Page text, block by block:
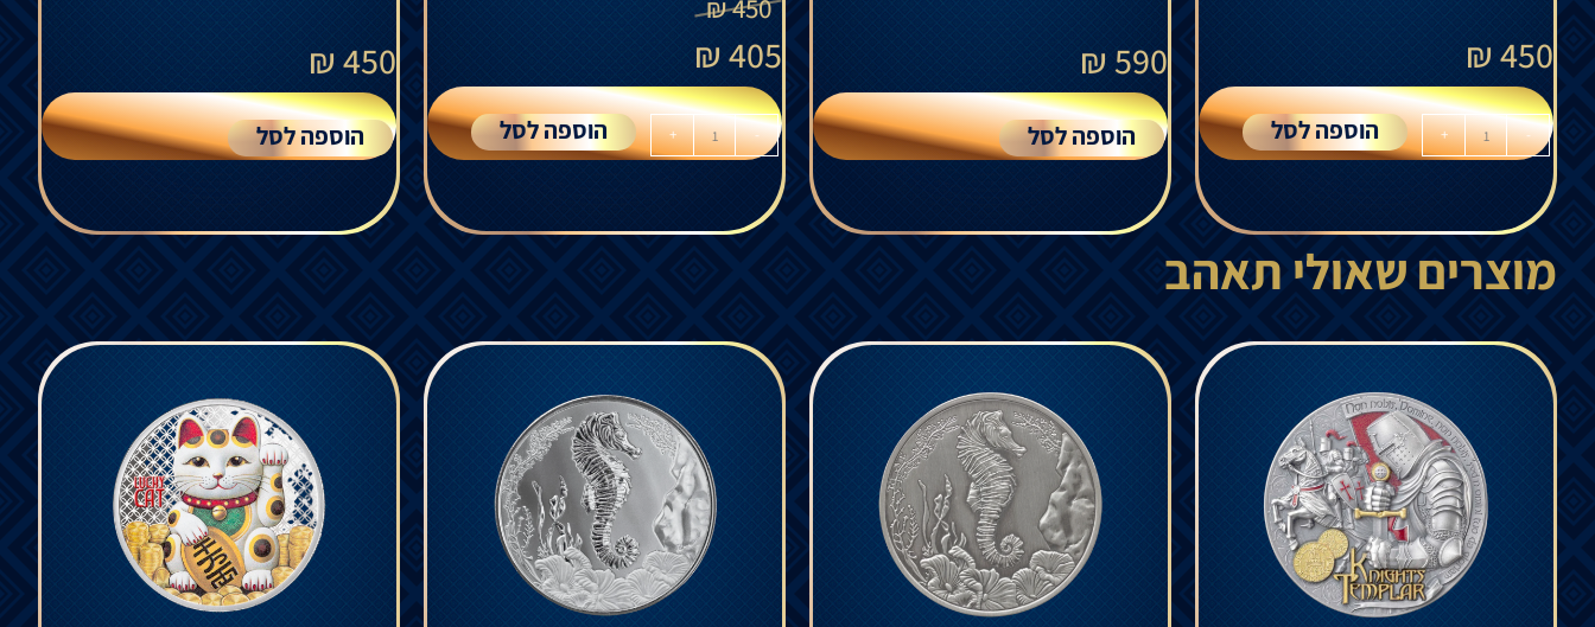
450
₪
-
+ הוספה לסל
590
₪
הוספה לסל
450
₪
405
₪
-
+ הוספה לסל
450
₪
הוספה לסל
מוצרים שאולי תאהב